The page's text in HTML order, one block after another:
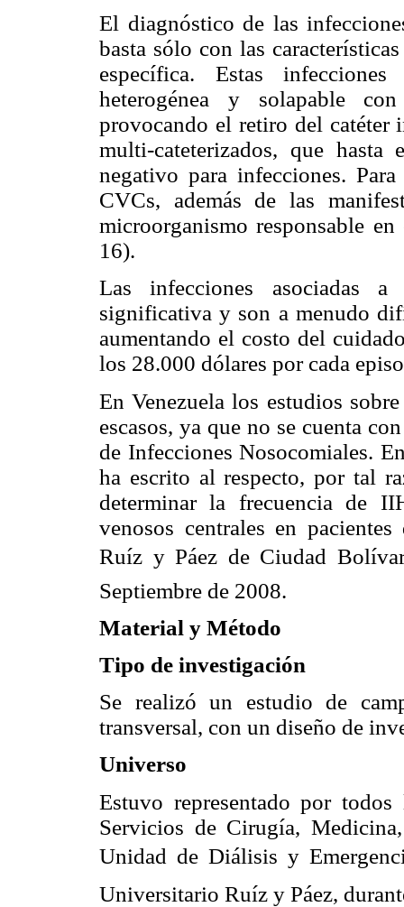
El diagnóstico de las
basta sólo con las
específica. Estas
heterogénea y solapable
provocando el retiro del catéter
multi-cateterizados, que
negativo para infecciones.
CVCs, además de las
microorganismo responsable
16).
Las infecciones asociadas
significativa y son a menudo
aumentando el costo del
los 28.000 dólares por cada
En Venezuela los estudios
escasos, ya que no se cuenta
de Infecciones Nosocomiales.
ha escrito al respecto, por tal
determinar la frecuencia de
venosos centrales en
Ruíz y Páez de Ciudad
Septiembre de 2008.
Material y Método
Tipo de investigación
Se realizó un estudio de
transversal, con un diseño de
Universo
Estuvo representado por
Servicios de Cirugía,
Unidad de Diálisis y
Universitario Ruíz y Páez,